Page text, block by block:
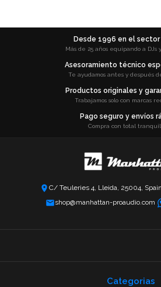
Desde 1996 en el sector
Más de 25 años equipando a DJs
Asesoramiento técnico
Te ayudamos antes y después
Productos originales y
Trabajamos solo con marcas
Pago seguro y envíos
Compra con total
C/ Teuleries 4, Lleida, 25004, Spain
shop@manhattan-proaudio.com
Categorias